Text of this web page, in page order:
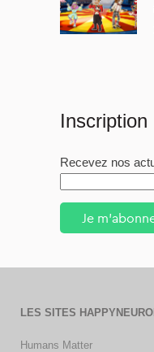
Inscription
Recevez nos
Je
LES SITES
Humans Matter